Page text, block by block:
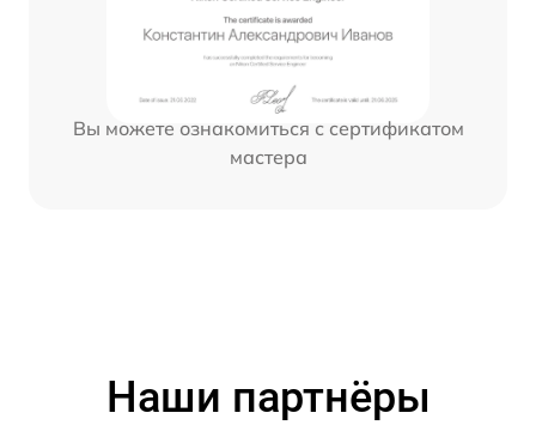
Вы можете ознакомиться с сертификатом
мастера
Наши партнёры